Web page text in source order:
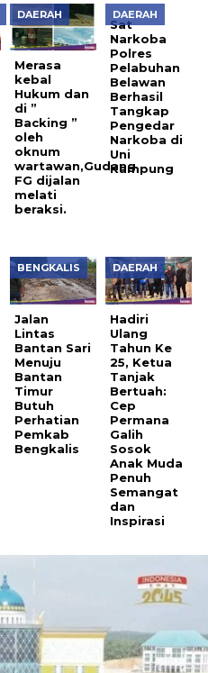
DAERAH
Merasa
kebal
Hukum dan
di ”
Backing ”
oleh
oknum
wartawan,Gudang
FG dijalan
melati
beraksi.
DAERAH
Sat
Narkoba
Polres
Pelabuhan
Belawan
Berhasil
Tangkap
Pengedar
Narkoba di
Uni
Kampung
BENGKALIS
Jalan
Lintas
Bantan Sari
Menuju
Bantan
Timur
Butuh
Perhatian
Pemkab
Bengkalis
DAERAH
‎Hadiri
Ulang
Tahun Ke
25, Ketua
Tanjak
Bertuah:
Cep
Permana
Galih
Sosok
Anak Muda
Penuh
Semangat
dan
Inspirasi ‎